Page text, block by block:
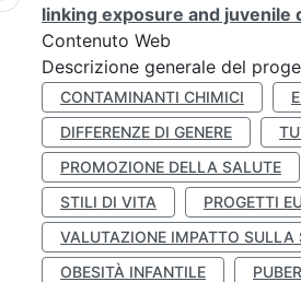
linking exposure and juvenile
Contenuto Web
Descrizione generale del
CONTAMINANTI CHIMICI
DIFFERENZE DI GENERE
PROMOZIONE DELLA SALUTE
STILI DI VITA
PROGETTI
VALUTAZIONE IMPATTO SULLA
OBESITÀ INFANTILE